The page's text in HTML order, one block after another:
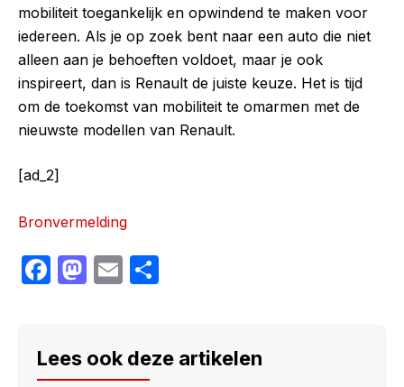
mobiliteit toegankelijk en opwindend te maken voor
iedereen. Als je op zoek bent naar een auto die niet
alleen aan je behoeften voldoet, maar je ook
inspireert, dan is Renault de juiste keuze. Het is tijd
om de toekomst van mobiliteit te omarmen met de
nieuwste modellen van Renault.
[ad_2]
Bronvermelding
F
e
M
o
E
e
Lees ook deze artikelen